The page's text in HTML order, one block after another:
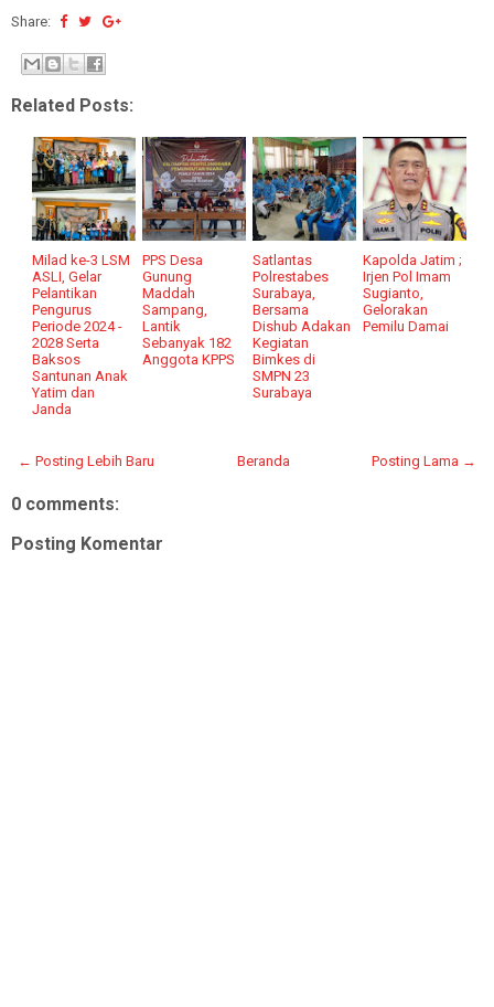
Share:
Related Posts:
Milad ke-3 LSM
ASLI, Gelar
Pelantikan
Pengurus
Periode 2024 -
2028 Serta
Baksos
Santunan Anak
Yatim dan
Janda
PPS Desa
Gunung
Maddah
Sampang,
Lantik
Sebanyak 182
Anggota KPPS
Satlantas
Polrestabes
Surabaya,
Bersama
Dishub Adakan
Kegiatan
Bimkes di
SMPN 23
Surabaya
Kapolda Jatim ;
Irjen Pol Imam
Sugianto,
Gelorakan
Pemilu Damai
← Posting Lebih Baru Posting Lama →
Beranda
0 comments:
Posting Komentar